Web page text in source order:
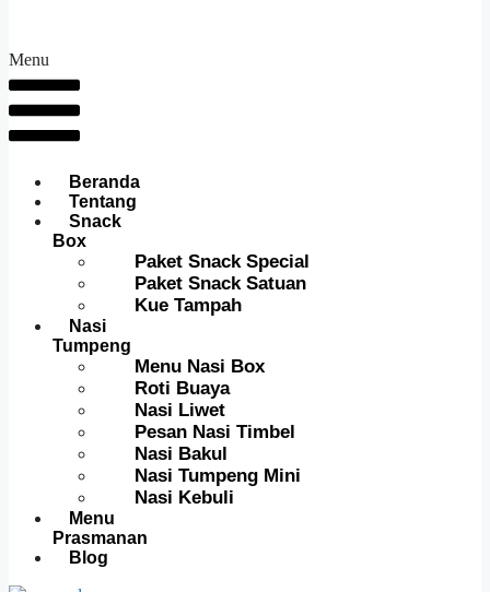
Menu
Beranda
Tentang
Snack
Box
Paket Snack Special
Paket Snack Satuan
Kue Tampah
Nasi
Tumpeng
Menu Nasi Box
Roti Buaya
Nasi Liwet
Pesan Nasi Timbel
Nasi Bakul
Nasi Tumpeng Mini
Nasi Kebuli
Menu
Prasmanan
Blog